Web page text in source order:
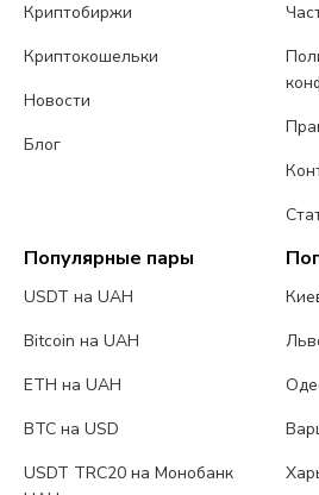
Криптобиржи
Криптокошельки
Новости
Блог
Популярные пары
USDT на UAH
Bitcoin на UAH
ETH на UAH
BTC на USD
USDT TRC20 на Монобанк